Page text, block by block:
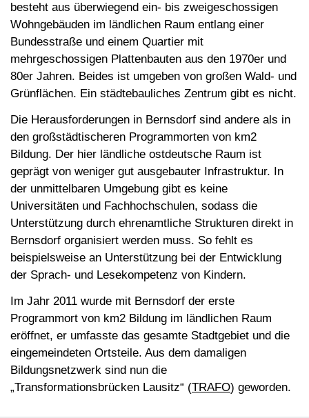
besteht aus überwiegend ein- bis zweigeschossigen
Wohngebäuden im ländlichen Raum entlang einer
Bundesstraße und einem Quartier mit
mehrgeschossigen Plattenbauten aus den 1970er und
80er Jahren. Beides ist umgeben von großen Wald- und
Grünflächen. Ein städtebauliches Zentrum gibt es nicht.
Die Herausforderungen in Bernsdorf sind andere als in
den großstädtischeren Programmorten von km2
Bildung. Der hier ländliche ostdeutsche Raum ist
geprägt von weniger gut ausgebauter Infrastruktur. In
der unmittelbaren Umgebung gibt es keine
Universitäten und Fachhochschulen, sodass die
Unterstützung durch ehrenamtliche Strukturen direkt in
Bernsdorf organisiert werden muss. So fehlt es
beispielsweise an Unterstützung bei der Entwicklung
der Sprach- und Lesekompetenz von Kindern.
Im Jahr 2011 wurde mit Bernsdorf der erste
Programmort von km2 Bildung im ländlichen Raum
eröffnet, er umfasste das gesamte Stadtgebiet und die
eingemeindeten Ortsteile. Aus dem damaligen
Bildungsnetzwerk sind nun die
„Transformationsbrücken Lausitz“ (TRAFO) geworden.